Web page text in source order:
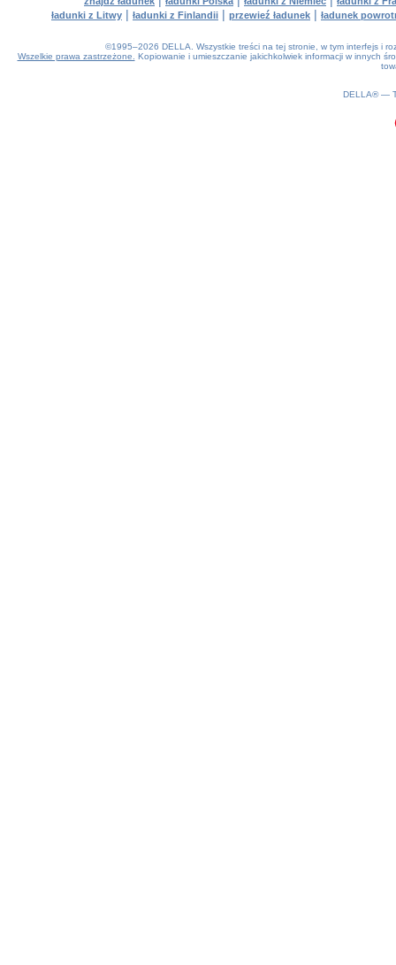
ładunki z Litwy | ładunki z Finlandii | przewieź ładunek | ładunek
©1995–2026 DELLA. Wszystkie treści na tej stronie, w tym interfejs i
Wszelkie prawa zastrzeżone.
Kopiowanie i umieszczanie jakichkolwiek informacji w innych
DELLA® —